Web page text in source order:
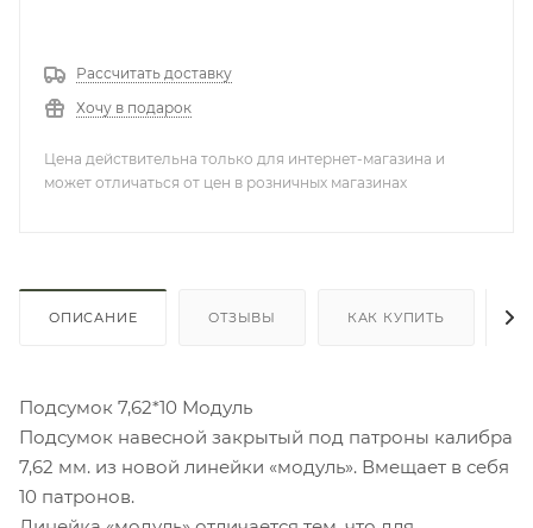
Рассчитать доставку
Хочу в подарок
Цена действительна только для интернет-магазина и
может отличаться от цен в розничных магазинах
ОПИСАНИЕ ОТЗЫВЫ КАК КУПИТЬ
Подсумок 7,62*10 Модуль
Подсумок навесной закрытый под патроны калибра
7,62 мм. из новой линейки «модуль». Вмещает в себя
10 патронов.